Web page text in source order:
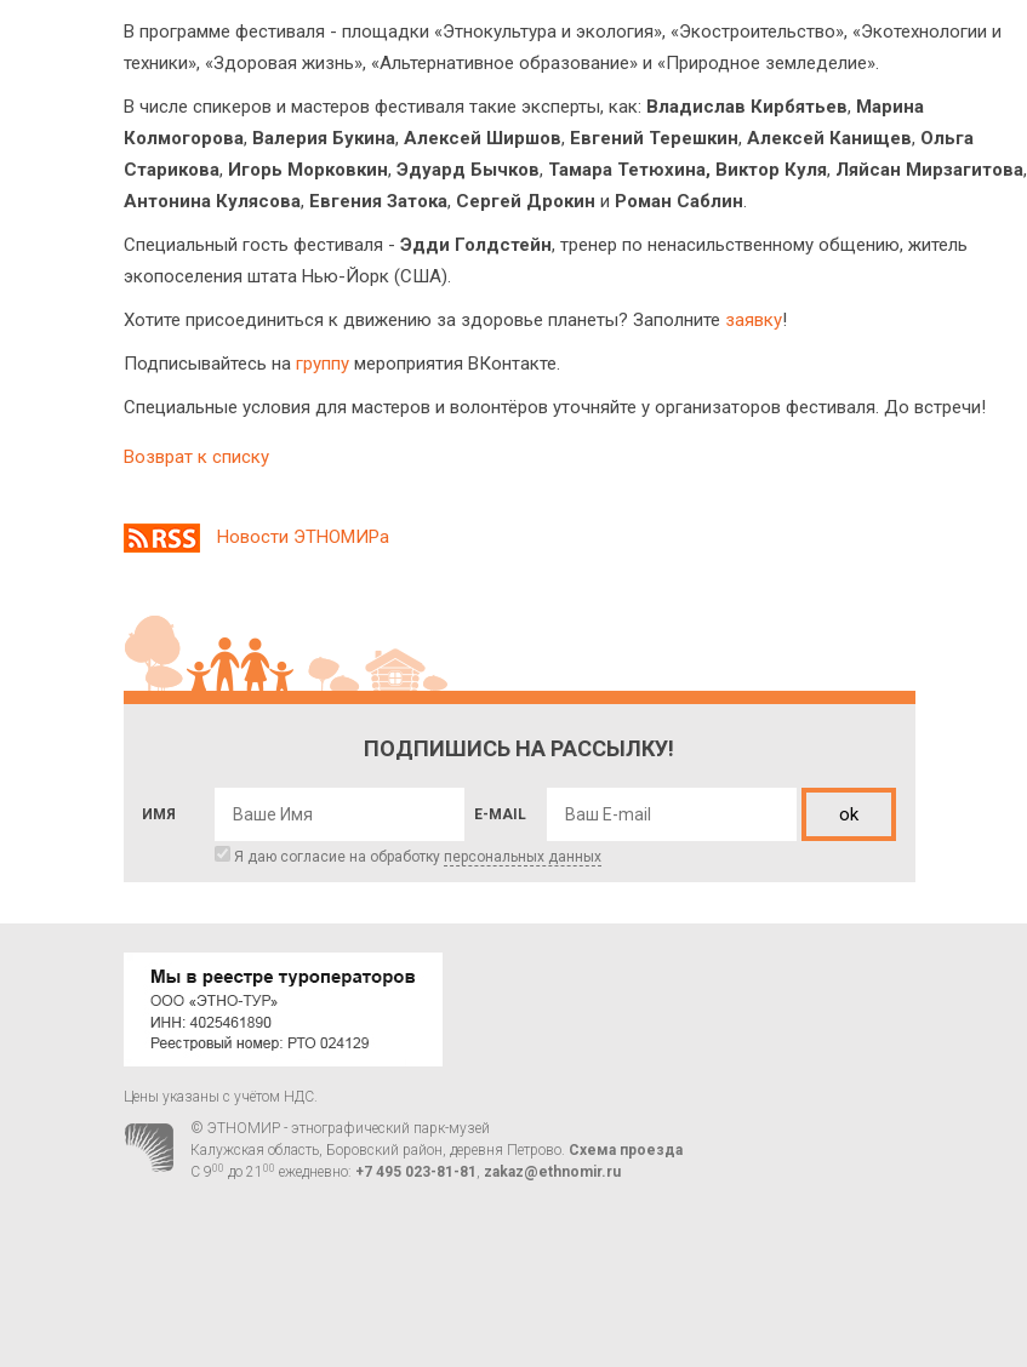
В программе фестиваля - площадки «Этнокультура и экология», «Экостроительство», «Экотехнологии и
техники», «Здоровая жизнь», «Альтернативное образование» и «Природное земледелие».
В числе спикеров и мастеров фестиваля такие эксперты, как: Владислав Кирбятьев, Марина
Колмогорова, Валерия Букина, Алексей Ширшов, Евгений Терешкин, Алексей Канищев, Ольга
Старикова, Игорь Морковкин, Эдуард Бычков, Тамара Тетюхина, Виктор Куля, Ляйсан Мирзагитова,
Антонина Кулясова, Евгения Затока, Сергей Дрокин и Роман Саблин.
Специальный гость фестиваля - Эдди Голдстейн, тренер по ненасильственному общению, житель
экопоселения штата Нью-Йорк (США).
Хотите присоединиться к движению за здоровье планеты? Заполните заявку!
Подписывайтесь на группу мероприятия ВКонтакте.
Специальные условия для мастеров и волонтёров уточняйте у организаторов фестиваля. До встречи!
Возврат к списку
Новости ЭТНОМИРа
ПОДПИШИСЬ НА РАССЫЛКУ!
ИМЯ E-MAIL ok
Я даю согласие на обработку персональных данных
Цены указаны с учётом НДС.
© ЭТНОМИР - этнографический парк-музей
Калужская область, Боровский район, деревня Петрово. Схема проезда
С 900 до 21 00 ежедневно: +7 495 023-81-81 , zakaz@ethnomir.ru